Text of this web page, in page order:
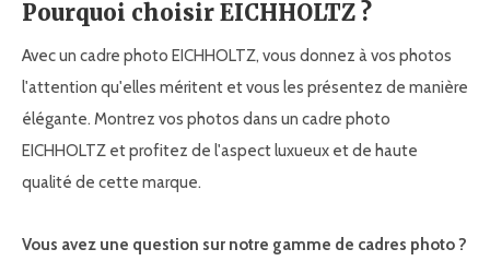
Pourquoi choisir EICHHOLTZ ?
Avec un cadre photo EICHHOLTZ, vous donnez à vos photos
l'attention qu'elles méritent et vous les présentez de manière
élégante. Montrez vos photos dans un cadre photo
EICHHOLTZ et profitez de l'aspect luxueux et de haute
qualité de cette marque.
Vous avez une question sur notre gamme de cadres photo ?